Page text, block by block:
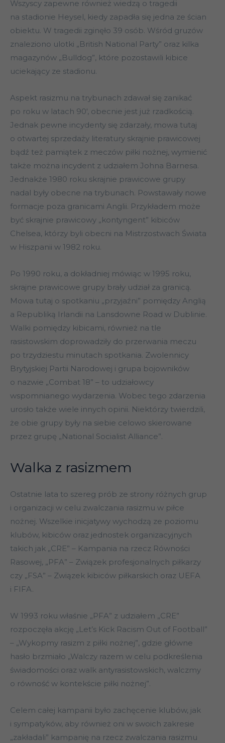
Wszyscy zapewne również wiedzą o tragedii
na stadionie Heysel, kiedy zapadła się jedna ze ścian
obiektu. W tragedii zginęło 39 osób. Wśród gruzów
znaleziono ulotki „British National Party” oraz kilka
magazynów „Bulldog”, które pozostawili kibice
uciekający ze stadionu.
Aspekt rasizmu na trybunach zdawał się zanikać
po roku w latach 90′, obecnie jest już rzadkością.
Jednak pewne incydenty się zdarzały, mowa tutaj
o otwartej sprzedaży literatury skrajnie prawicowej
bądź też pamiątek z meczów piłki nożnej, wymienić
także można incydent z udziałem Johna Barnesa.
Jednakże 1980 roku skrajnie prawicowe grupy
nadal były obecne na trybunach. Powstawały nowe
formacje poza granicami Anglii. Przykładem może
być skrajnie prawicowy „kontyngent” kibiców
Chelsea, którzy byli obecni na Mistrzostwach Świata
w Hiszpanii w 1982 roku.
Po 1990 roku, a dokładniej mówiąc w 1995 roku,
skrajne prawicowe grupy brały udział za granicą.
Mowa tutaj o spotkaniu „przyjaźni” pomiędzy Anglią
a Republiką Irlandii na Lansdowne Road w Dublinie.
Walki pomiędzy kibicami, również na tle
rasistowskim doprowadziły do przerwania meczu
po trzydziestu minutach spotkania. Zwolennicy
Brytyjskiej Partii Narodowej i grupa bojowników
o nazwie „Combat 18” – to udziałowcy
wspomnianego wydarzenia. Wobec tego zdarzenia
urosło także wiele innych opinii. Niektórzy twierdzili,
że obie grupy były na siebie celowo skierowane
przez grupę „National Socialist Alliance”.
Walka z rasizmem
Ostatnie lata to szereg prób ze strony różnych grup
i organizacji w celu zwalczania rasizmu w piłce
nożnej. Wszelkie inicjatywy wychodzą ze poziomu
klubów, kibiców oraz jednostek organizacyjnych
takich jak „CRE” – Kampania na rzecz Równości
Rasowej, „PFA” – Związek profesjonalnych piłkarzy
czy „FSA” – Związek kibiców piłkarskich oraz UEFA
i FIFA.
W 1993 roku właśnie „PFA” z udziałem „CRE”
rozpoczęła akcję „Let’s Kick Racism Out of Football”
– „Wykopmy rasizm z piłki nożnej”, gdzie główne
hasło brzmiało „Walczy razem w celu podkreślenia
świadomości oraz walk antyrasistowskich, walczmy
o równość w kontekście piłki nożnej”.
Celem całej kampanii było zachęcenie klubów, jak
i sympatyków, aby również oni w swoich zakresie
„zakładali” kampanię na rzecz zwalczania rasizmu